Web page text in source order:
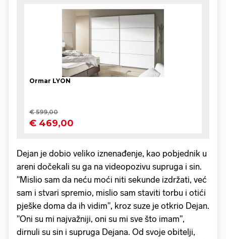
Dejan je dobio veliko iznenađenje, kao pobjednik u
areni dočekali su ga na videopozivu supruga i sin.
"Mislio sam da neću moći niti sekunde izdržati, već
sam i stvari spremio, mislio sam staviti torbu i otići
pješke doma da ih vidim", kroz suze je otkrio Dejan.
"Oni su mi najvažniji, oni su mi sve što imam",
dirnuli su sin i supruga Dejana. Od svoje obitelji,